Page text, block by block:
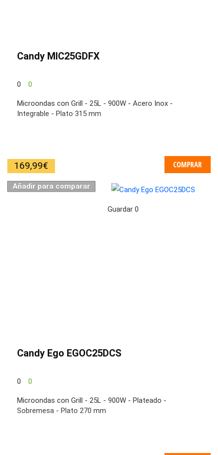
Candy MIC25GDFX
0 0
Microondas con Grill - 25L - 900W - Acero Inox -
Integrable - Plato 315 mm
169,99€ COMPRAR
Añadir para comparar
Guardar 0
Candy Ego EGOC25DCS
0 0
Microondas con Grill - 25L - 900W - Plateado -
Sobremesa - Plato 270 mm